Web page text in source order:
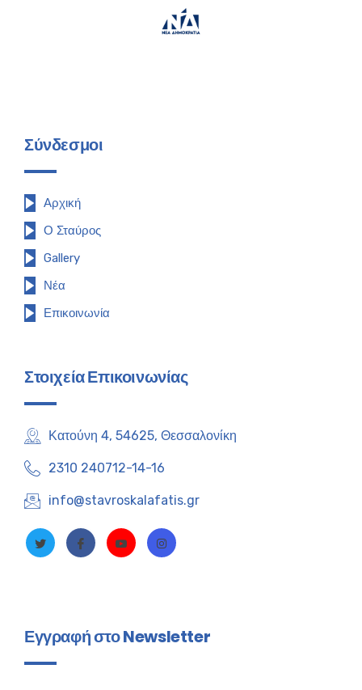
Σύνδεσμοι
Αρχική
Ο Σταύρος
Gallery
Νέα
Επικοινωνία
Στοιχεία Επικοινωνίας
Κατούνη 4, 54625, Θεσσαλονίκη
2310 240712-14-16
info@stavroskalafatis.gr
Εγγραφή στο Newsletter